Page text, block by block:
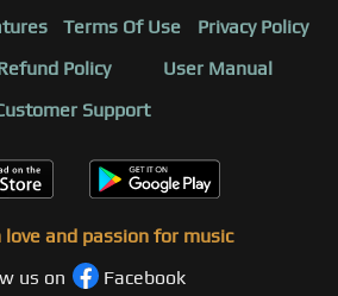
Terms Of Use
Privacy Policy
Policy
User Manual
Support
and passion for music
us on
Facebook